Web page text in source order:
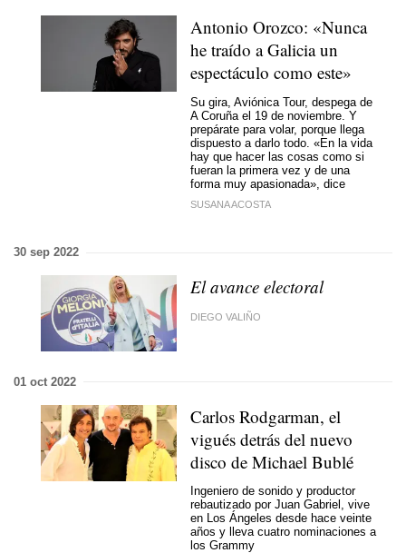
Antonio Orozco: «Nunca
he traído a Galicia un
espectáculo como este»
Su gira, Aviónica Tour, despega de
A Coruña el 19 de noviembre. Y
prepárate para volar, porque llega
dispuesto a darlo todo. «En la vida
hay que hacer las cosas como si
fueran la primera vez y de una
forma muy apasionada», dice
SUSANA ACOSTA
30 sep 2022
El avance electoral
DIEGO VALIÑO
01 oct 2022
Carlos Rodgarman, el
vigués detrás del nuevo
disco de Michael Bublé
Ingeniero de sonido y productor
rebautizado por Juan Gabriel, vive
en Los Ángeles desde hace veinte
años y lleva cuatro nominaciones a
los Grammy